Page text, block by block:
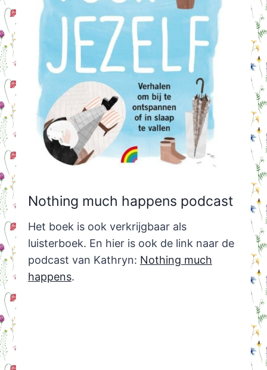
Nothing much happens podcast
Het boek is ook verkrijgbaar als
luisterboek. En hier is ook de link naar de
podcast van Kathryn: Nothing much
happens.